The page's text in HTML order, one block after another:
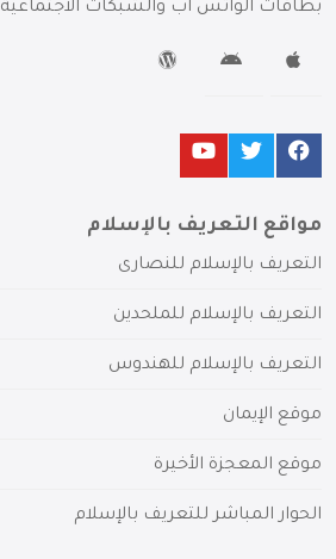
بطاقات الواتس آب والشبكات الاجتماعية
مواقع التعريف بالإسلام
التعريف بالإسلام للنصارى
التعريف بالإسلام للملحدين
التعريف بالإسلام للهندوس
موقع الإيمان
موقع المعجزة الأخيرة
الحوار المباشر للتعريف بالإسلام